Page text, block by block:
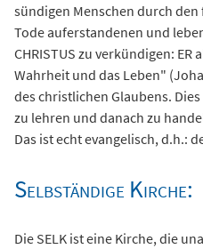
sündigen Menschen durch
Tode auferstandenen und
CHRISTUS zu verkündigen:
Wahrheit und das Leben"
des christlichen Glaubens.
zu lehren und danach zu
Das ist echt evangelisch, d.h.:
Selbständige Kirche:
Die SELK ist eine Kirche, die